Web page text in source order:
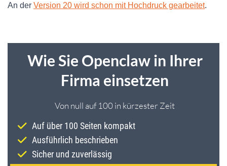
An der Version 20 wird schon mit Hochdruck gearbeitet.